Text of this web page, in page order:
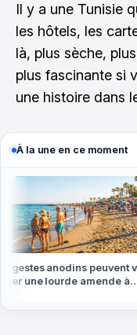
Il y a une Tunisie
les hôtels, les
là, plus sèche,
plus fascinante si
une histoire dans
À la une en ce moment
anodins peuvent
une lourde amende à